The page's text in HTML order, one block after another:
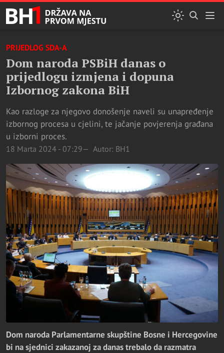
PRIJEDLOG SDA-A
Dom naroda PSBiH danas o
prijedlogu izmjena i dopuna
Izbornog zakona BiH
Kao razloge za njegovo donošenje naveli su unapređenje
izbornog procesa u cjelini, te jačanje povjerenja građana
u izborni proces.
18 Marta 2024 - 07:29 Autor: BH1
Dom naroda Parlamentarne skupštine Bosne i Hercegovine
bi na sjednici zakazanoj za danas trebalo da razmatra